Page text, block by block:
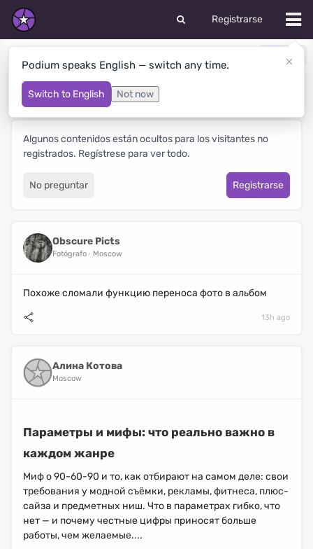
Registrarse
Podium speaks English — switch any time.
Switch to English Not now
Blogs
Algunos contenidos están ocultos para los visitantes no
registrados. Regístrese para ver todo.
No preguntar Registrarse
Obscure Picts
Fotógrafo Moscow
Похоже сломали функцию переноса фото в альбом
13h ago
Алина Котова
Moscow
Параметры и мифы: что реально важно в
каждом жанре
Миф о 90-60-90 и то, как отбирают на самом деле: свои
требования у модной съёмки, рекламы, фитнеса, плюс-
сайза и предметных ниш. Что в параметрах гибко, что
нет — и почему честные цифры приносят больше
работы, чем желаемые....